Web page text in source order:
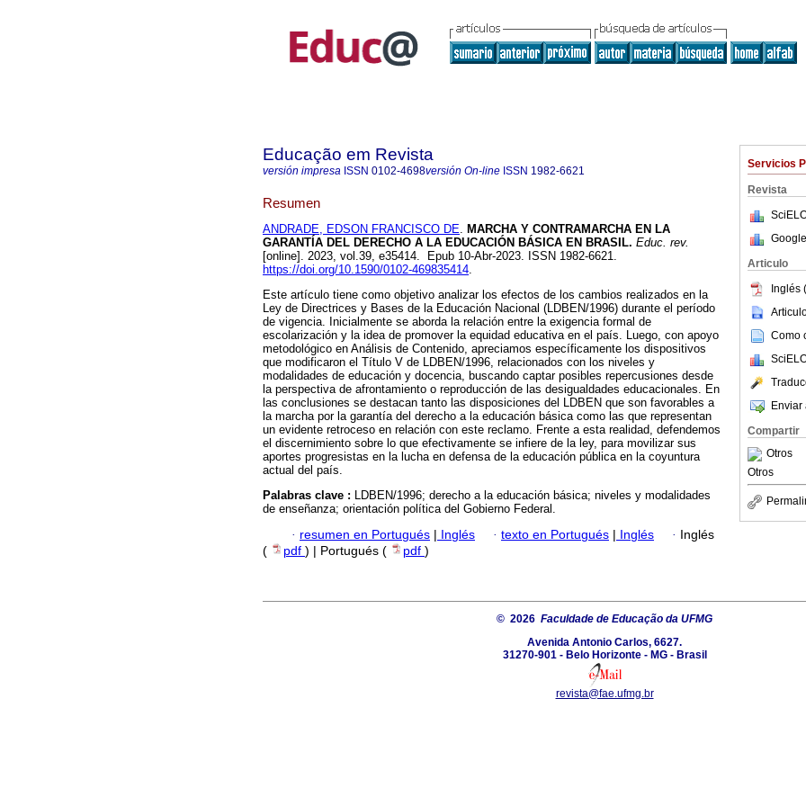
Servicios
Revista
Articulo
Inglés
Como
Enviar
Compartir
Otros
Otros
Educação em Revista
versión impresa ISSN 0102-4698versión On-line ISSN 1982-6621
Resumen
ANDRADE, EDSON FRANCISCO DE. MARCHA Y CONTRAMARCHA EN LA
GARANTÍA DEL DERECHO A LA EDUCACIÓN BÁSICA EN BRASIL. Educ. rev.
[online]. 2023, vol.39, e35414. Epub 10-Abr-2023. ISSN 1982-6621.
https://doi.org/10.1590/0102-469835414.
Este artículo tiene como objetivo analizar los efectos de los cambios realizados en la
Ley de Directrices y Bases de la Educación Nacional (LDBEN/1996) durante el período
de vigencia. Inicialmente se aborda la relación entre la exigencia formal de
escolarización y la idea de promover la equidad educativa en el país. Luego, con apoyo
metodológico en Análisis de Contenido, apreciamos específicamente los dispositivos
que modificaron el Título V de LDBEN/1996, relacionados con los niveles y
modalidades de educación y docencia, buscando captar posibles repercusiones desde
la perspectiva de afrontamiento o reproducción de las desigualdades educacionales. En
las conclusiones se destacan tanto las disposiciones del LDBEN que son favorables a
la marcha por la garantía del derecho a la educación básica como las que representan
un evidente retroceso en relación con este reclamo. Frente a esta realidad, defendemos
el discernimiento sobre lo que efectivamente se infiere de la ley, para movilizar sus
aportes progresistas en la lucha en defensa de la educación pública en la coyuntura
actual del país.
Palabras clave : LDBEN/1996; derecho a la educación básica; niveles y modalidades
de enseñanza; orientación política del Gobierno Federal.
· resumen en Portugués | Inglés · texto en Portugués | Inglés · Inglés
(
pdf ) | Portugués ( pdf )
© 2026 Faculdade de Educação da UFMG
Avenida Antonio Carlos, 6627.
31270-901 - Belo Horizonte - MG - Brasil
revista@fae.ufmg.br